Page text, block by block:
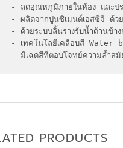
- ลดอุณหภูมิภายในห้อง และปร
- ผลิตจากปูนซิเมนต์เอสซีจี ด้
- ด้วยระบบลิ้นรางรับน้ำด้านข้
- เทคโนโลยีเคลือบสี Water
- มีเฉดสีที่ตอบโจทย์ความล้ำสมั
PRODUCTS